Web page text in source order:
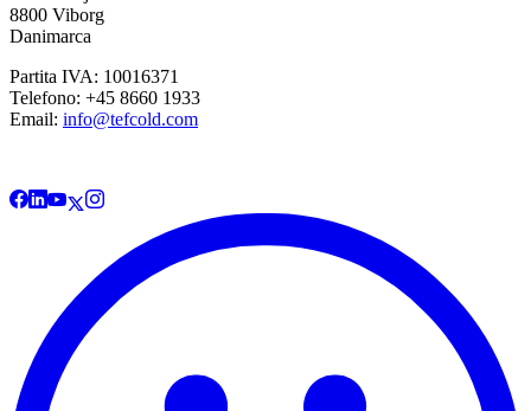
8800 Viborg
Danimarca
Partita IVA: 10016371
Telefono: +45 8660 1933
Email: info@tefcold.com